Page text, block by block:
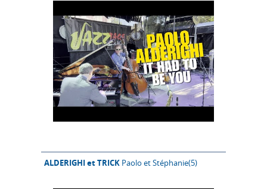
ALDERIGHI et TRICK Paolo et Stéphanie(5)